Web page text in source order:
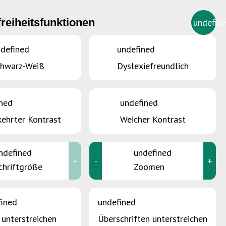
DE
man sollte auch an die Umwelt denken !
Weiß
undefined
Dyslexiefreundlich
Kontrast
undefined
Weicher Kontrast
+ -
undefined
Zoomen
+
unterstreichen
undefined
Überschriften unterstreichen